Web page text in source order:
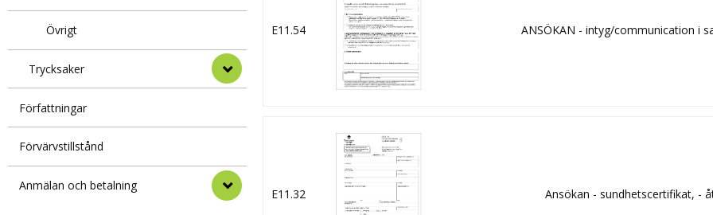
Övrigt
Trycksaker
Författningar
Förvärvstillstånd
Anmälan och betalning
E11.54 ANSÖKAN - intyg/communication i
E11.32 Ansökan - sundhetscertifikat, -